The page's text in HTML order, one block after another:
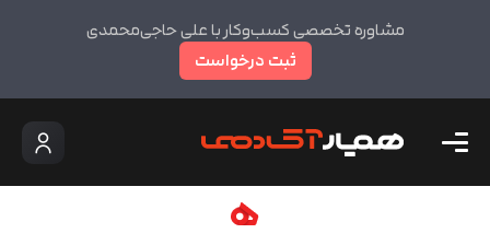
مشاوره تخصصی کسب‌وکار با علی حاجی‌محمدی
ثبت درخواست